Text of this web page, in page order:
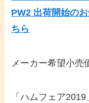
PW2 出荷開始の
ちら
メーカー希望小売
「ハムフェア